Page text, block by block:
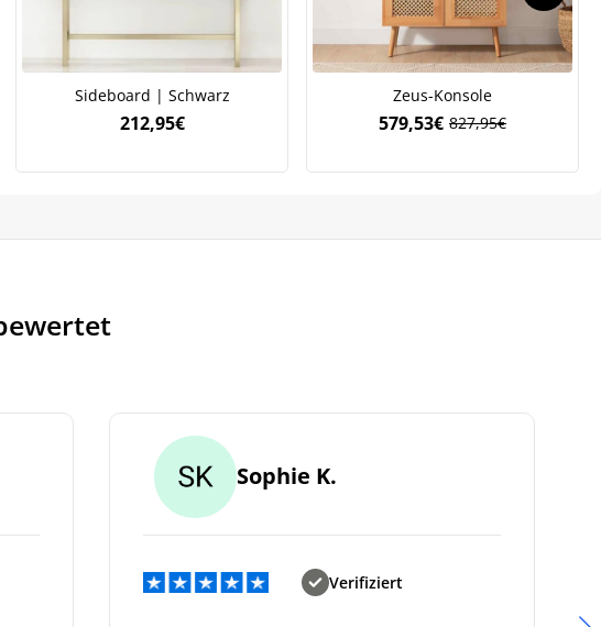
Sideboard | Schwarz
212,95€
Zeus-Konsole
827,95€
Ursprünglicher
war:
579,53€Aktueller
ist:
Sophie K.
Verifiziert